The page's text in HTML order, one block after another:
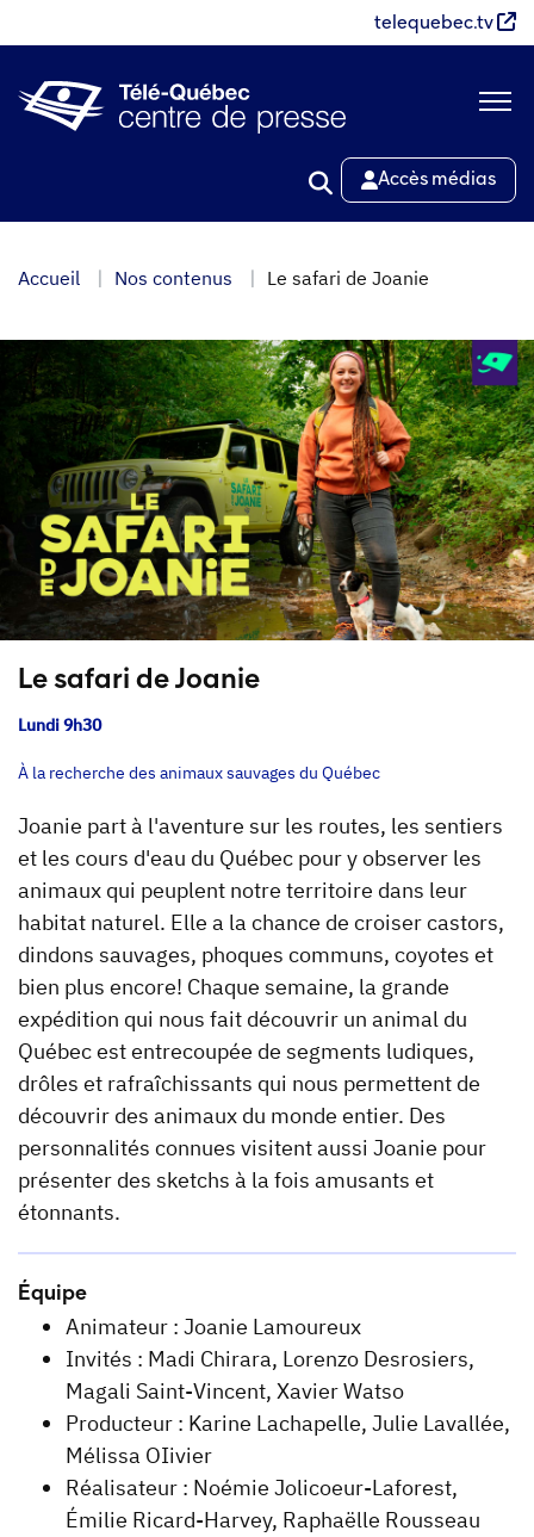
au
principal
telequebec.tv
Accès médias
Accueil Nos contenus Le safari de Joanie
Le safari de Joanie
Lundi 9h30
À la recherche des animaux sauvages du Québec
Joanie part à l'aventure sur les routes, les sentiers
et les cours d'eau du Québec pour y observer les
animaux qui peuplent notre territoire dans leur
habitat naturel. Elle a la chance de croiser castors,
dindons sauvages, phoques communs, coyotes et
bien plus encore! Chaque semaine, la grande
expédition qui nous fait découvrir un animal du
Québec est entrecoupée de segments ludiques,
drôles et rafraîchissants qui nous permettent de
découvrir des animaux du monde entier. Des
personnalités connues visitent aussi Joanie pour
présenter des sketchs à la fois amusants et
étonnants.
Équipe
Animateur : Joanie Lamoureux
Invités : Madi Chirara, Lorenzo Desrosiers,
Magali Saint-Vincent, Xavier Watso
Producteur : Karine Lachapelle, Julie Lavallée,
Mélissa OIivier
Réalisateur : Noémie Jolicoeur-Laforest,
Émilie Ricard-Harvey, Raphaëlle Rousseau